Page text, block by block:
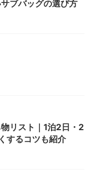
ブバッグの選び方
リスト｜1泊2日・2
するコツも紹介